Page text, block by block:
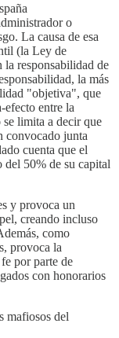
o
La causa de esa
(la Ley de
la responsabilidad de
la más
"objetiva", que
efecto entre la
limita a decir que
convocado junta
cuenta que el
del 50% de su capital
y provoca un
creando incluso
como
provoca la
por parte de
con honorarios
mafiosos del